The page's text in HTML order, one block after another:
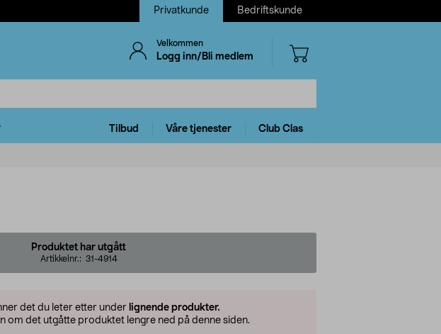
Privatkunde Bedriftskunde
Velkommen
Logg inn/Bli medlem
Tilbud Våre tjenester Club Clas
Produktet har utgått
Artikkelnr.: 31-4914
det du leter etter under lignende produkter.
om det utgåtte produktet lengre ned på denne siden.